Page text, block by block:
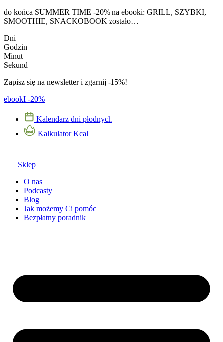
Przejdź
do
do końca SUMMER TIME -20% na ebooki: GRILL, SZYBKI,
SMOOTHIE, SNACKOBOOK zostało…
Dni
Godzin
Minut
Sekund
Zapisz się na newsletter i zgarnij -15%!
ebookI -20%
Kalendarz dni płodnych
Kalkulator Kcal
Sklep
O nas
Podcasty
Blog
Jak możemy Ci pomóc
Bezpłatny poradnik